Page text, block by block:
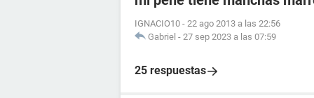
IGNACIO10 - 22 ago 2013 a las 22:56
Gabriel - 27 sep 2023 a las 07:59
25 respuestas